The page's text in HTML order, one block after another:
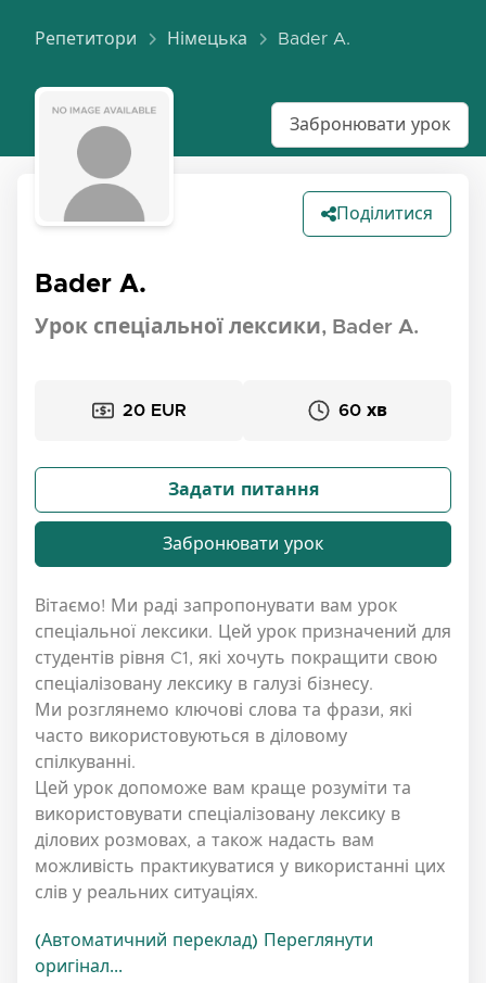
Репетитори Німецька Bader A.
Забронювати урок
Поділитися
Bader A.
Урок спеціальної лексики, Bader A.
20 EUR 60 хв
Задати питання
Забронювати урок
Вітаємо! Ми раді запропонувати вам урок
спеціальної лексики. Цей урок призначений для
студентів рівня C1, які хочуть покращити свою
спеціалізовану лексику в галузі бізнесу.
Ми розглянемо ключові слова та фрази, які
часто використовуються в діловому
спілкуванні.
Цей урок допоможе вам краще розуміти та
використовувати спеціалізовану лексику в
ділових розмовах, а також надасть вам
можливість практикуватися у використанні цих
слів у реальних ситуаціях.
(Автоматичний переклад) Переглянути
оригінал...